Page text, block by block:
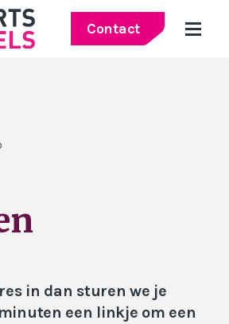
Contact
in dan sturen we je
een linkje om een